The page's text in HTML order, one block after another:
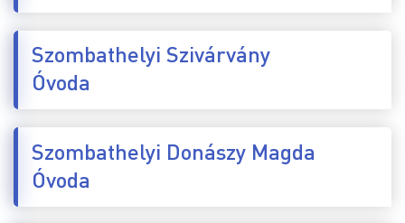
Szombathelyi Szivárvány
Óvoda
Szombathelyi Donászy Magda
Óvoda